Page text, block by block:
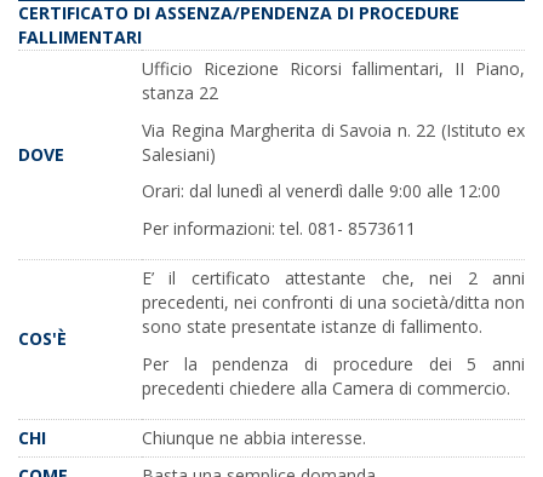
CERTIFICATO DI ASSENZA/PENDENZA DI PROCEDURE
FALLIMENTARI
DOVE
Ufficio Ricezione Ricorsi fallimentari, II Piano,
stanza 22
Via Regina Margherita di Savoia n. 22 (Istituto ex
Salesiani)
Orari: dal lunedì al venerdì dalle 9:00 alle 12:00
Per informazioni: tel. 081- 8573611
COS'È
E’ il certificato attestante che, nei 2 anni
precedenti, nei confronti di una società/ditta non
sono state presentate istanze di fallimento.
Per la pendenza di procedure dei 5 anni
precedenti chiedere alla Camera di commercio.
CHI
Chiunque ne abbia interesse.